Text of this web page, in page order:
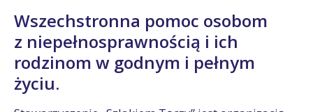
Wszechstronna pomoc osobom
z niepełnosprawnością i ich
rodzinom w godnym i pełnym
życiu.